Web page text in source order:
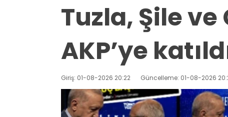
Tuzla, Şile
AKP’ye
Giriş: 01-08-2026 20:22 Güncelleme: 01-08-2026